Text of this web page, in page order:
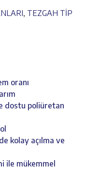
, TEZGAH TİP
oranı
dostu poliüretan
kolay açılma ve
ile mükemmel